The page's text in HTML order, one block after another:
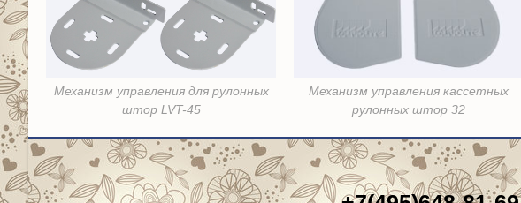
Механизм управления для рулонных
штор LVT-45
Механизм управления кассетных
рулонных штор 32